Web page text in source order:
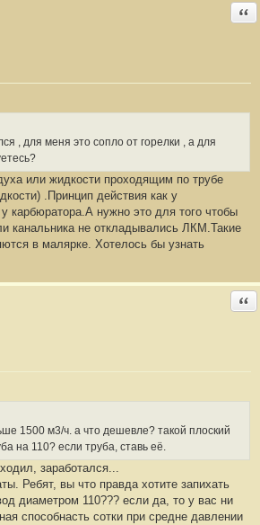
, для меня это сопло от горелки , а для
или жидкости проходящим по трубе
.Принцип действия как у
карбюратора.А нужно это для того чтобы
канальника не откладывались ЛКМ.Такие
в малярке. Хотелось бы узнать
1500 м3/ч. а что дешевле? такой плоский
на 110? если труба, ставь её.
заработался...
Ребят, вы что правда хотите запихать
диаметром 110??? если да, то у вас ни
способнасть сотки при средне давлении